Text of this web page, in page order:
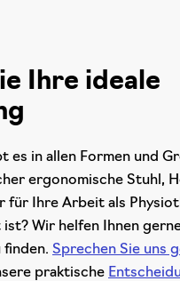
Ihre ideale
es in allen Formen und
ergonomische Stuhl,
für Ihre Arbeit als
Wir helfen Ihnen
finden. Sprechen Sie uns
praktische